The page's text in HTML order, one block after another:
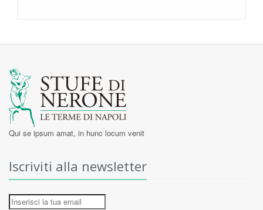
Qui se ipsum amat, in hunc locum venit
Iscriviti alla newsletter